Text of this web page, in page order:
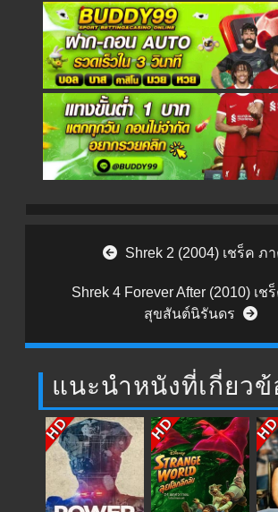
Post navigation
Shrek 2 (2004) เชร็ค ภ
Shrek 4 Forever After (2010) เช
สุขสันต์นิรันดร
แนะนำหนังที่เกี่ยวข้
HD HD